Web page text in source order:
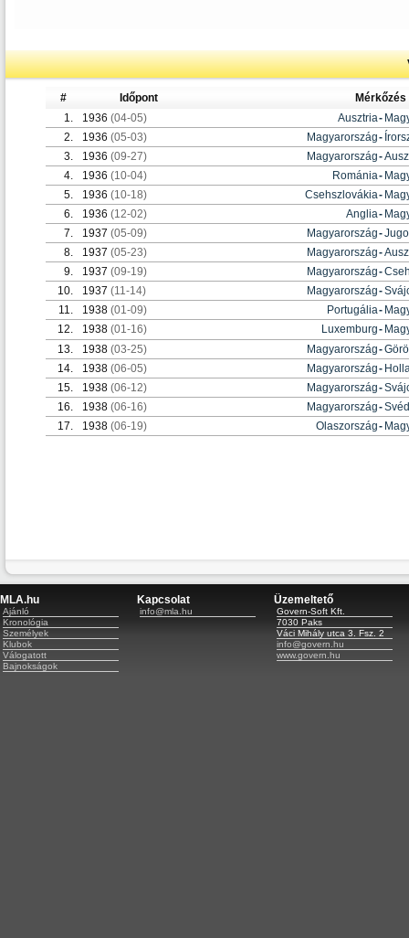
# Időpont
Mérkőzés
1.
1936 (04-05) Ausztria-
2.
1936 (05-03) Magyarország-
3.
1936 (09-27) Magyarország-
4.
1936 (10-04) Románia-
5.
1936 (10-18) Csehszlovákia-
6.
1936 (12-02) Anglia-
7.
1937 (05-09) Magyarország-
8.
1937 (05-23) Magyarország-
9.
1937 (09-19) Magyarország-
10.
1937 (11-14) Magyarország-
11.
1938 (01-09) Portugália-
12.
1938 (01-16) Luxemburg-
13.
1938 (03-25) Magyarország-
14.
1938 (06-05) Magyarország-
15.
1938 (06-12) Magyarország-
16.
1938 (06-16) Magyarország-
17.
1938 (06-19) Olaszország-
MLA.hu
Ajánló
Kronológia
Személyek
Klubok
Válogatott
Bajnokságok
Kapcsolat
info@mla.hu
Üzemeltető
Govern-Soft Kft.
7030 Paks
Váci Mihály utca 3. Fsz. 2
info@govern.hu
www.govern.hu